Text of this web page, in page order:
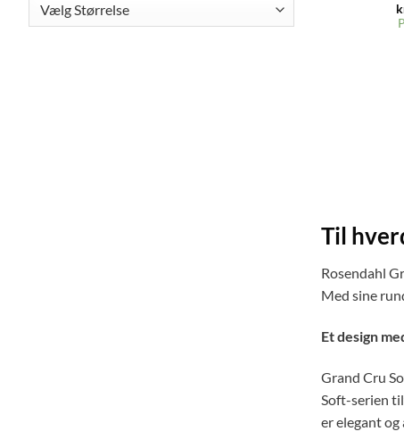
Til
Rosendahl
Med sine
Et design
Grand Cru
Soft-serien
er elegant